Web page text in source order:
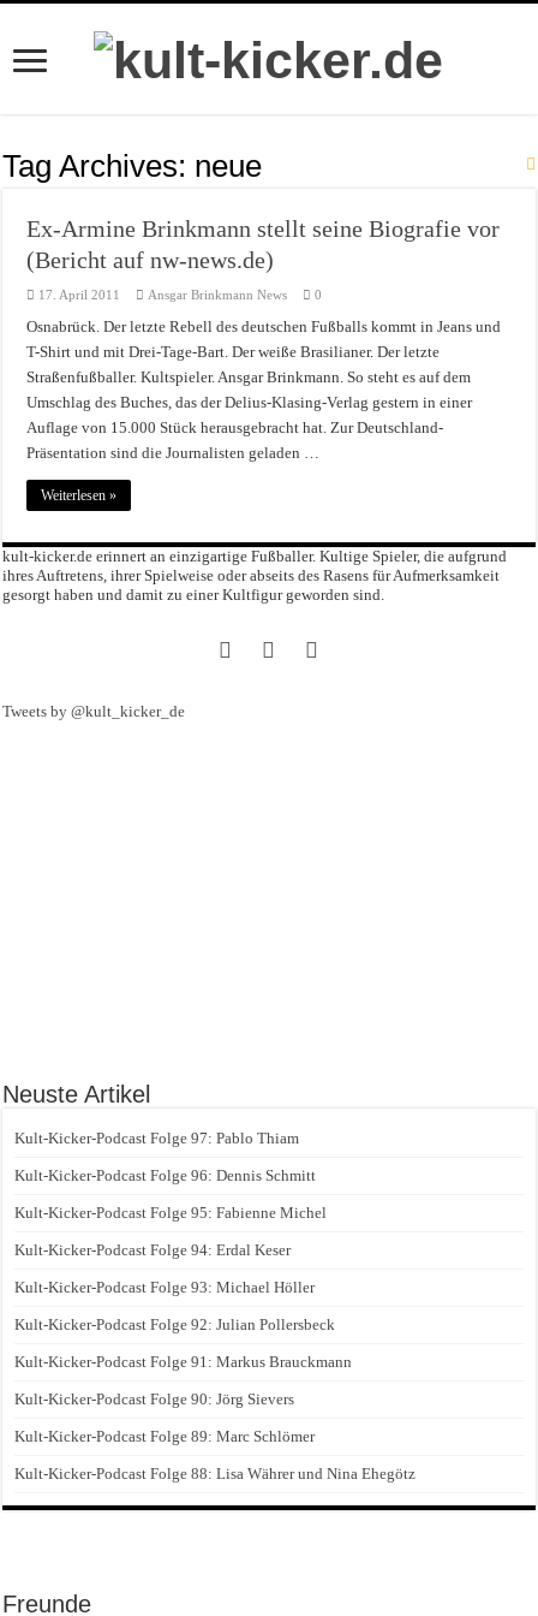
Tag Archives: neue
Ex-Armine Brinkmann stellt seine Biografie vor
(Bericht auf nw-news.de)
17. April 2011 Ansgar Brinkmann News 0
Osnabrück. Der letzte Rebell des deutschen Fußballs kommt in Jeans und
T-Shirt und mit Drei-Tage-Bart. Der weiße Brasilianer. Der letzte
Straßenfußballer. Kultspieler. Ansgar Brinkmann. So steht es auf dem
Umschlag des Buches, das der Delius-Klasing-Verlag gestern in einer
Auflage von 15.000 Stück herausgebracht hat. Zur Deutschland-
Präsentation sind die Journalisten geladen …
Weiterlesen »
kult-kicker.de erinnert an einzigartige Fußballer. Kultige Spieler, die aufgrund
ihres Auftretens, ihrer Spielweise oder abseits des Rasens für Aufmerksamkeit
gesorgt haben und damit zu einer Kultfigur geworden sind.
Tweets by @kult_kicker_de
Neuste Artikel
Kult-Kicker-Podcast Folge 97: Pablo Thiam
Kult-Kicker-Podcast Folge 96: Dennis Schmitt
Kult-Kicker-Podcast Folge 95: Fabienne Michel
Kult-Kicker-Podcast Folge 94: Erdal Keser
Kult-Kicker-Podcast Folge 93: Michael Höller
Kult-Kicker-Podcast Folge 92: Julian Pollersbeck
Kult-Kicker-Podcast Folge 91: Markus Brauckmann
Kult-Kicker-Podcast Folge 90: Jörg Sievers
Kult-Kicker-Podcast Folge 89: Marc Schlömer
Kult-Kicker-Podcast Folge 88: Lisa Währer und Nina Ehegötz
Freunde